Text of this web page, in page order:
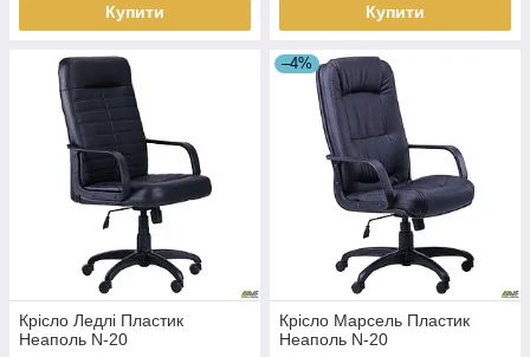
Купити Купити
Крісло Ледлі Пластик
Неаполь N-20
–4%
Крісло Марсель Пластик
Неаполь N-20